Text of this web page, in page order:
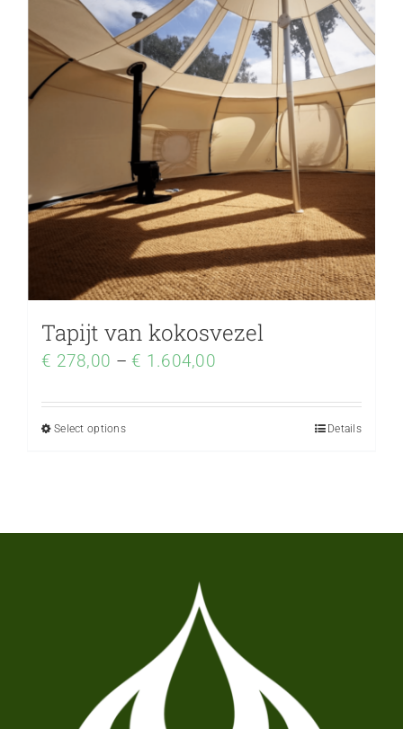
Tapijt van kokosvezel
€ 278,00 –€ 1.604,00
Select options Details